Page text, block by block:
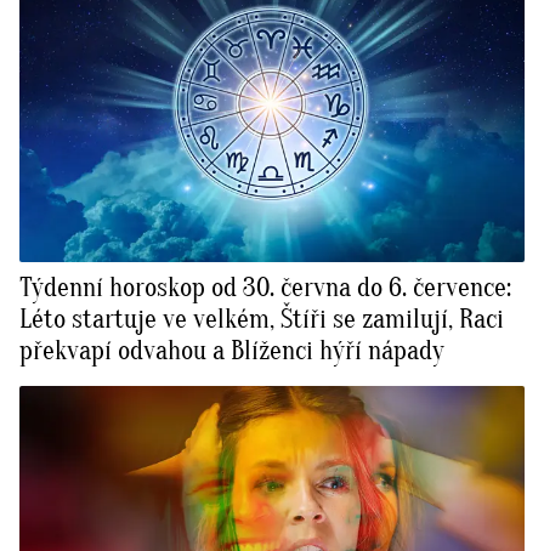
Týdenní horoskop od 30. června do 6. července:
Léto startuje ve velkém, Štíři se zamilují, Raci
překvapí odvahou a Blíženci hýří nápady